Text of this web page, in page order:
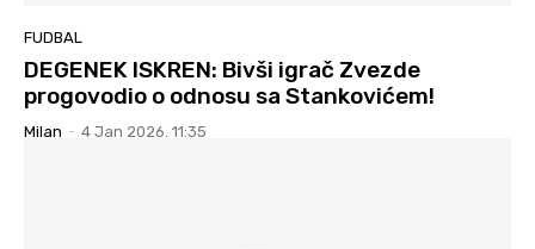
FUDBAL
DEGENEK ISKREN: Bivši igrač Zvezde
progovodio o odnosu sa Stankovićem!
Milan - 4 Jan 2026. 11:35